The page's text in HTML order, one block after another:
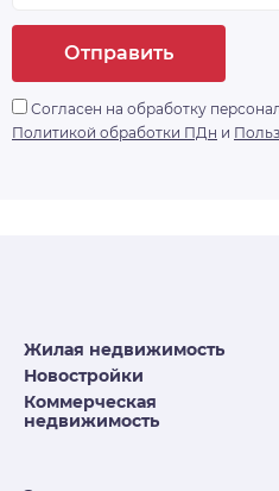
Отправить
Согласен на обработку
Политикой обработки ПДн и
Жилая недвижимость
Новостройки
Коммерческая
недвижимость